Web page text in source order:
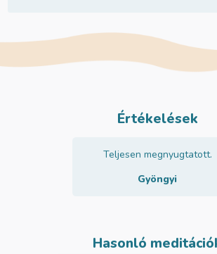
Értékelések
Teljesen megnyugtatott.
Gyöngyi
Hasonló